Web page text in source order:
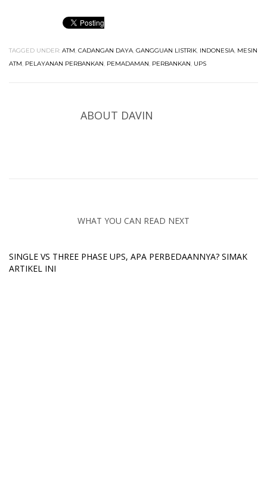
TAGGED UNDER: ATM CADANGAN DAYA GANGGUAN LISTRIK INDONESIA MESIN
ATM PELAYANAN PERBANKAN PEMADAMAN PERBANKAN UPS
ABOUT DAVIN
WHAT YOU CAN READ NEXT
SINGLE VS THREE PHASE UPS, APA PERBEDAANNYA? SIMAK
ARTIKEL INI